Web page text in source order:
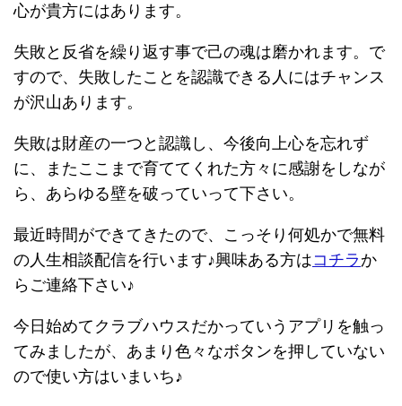
心が貴方にはあります。
失敗と反省を繰り返す事で己の魂は磨かれます。で
すので、失敗したことを認識できる人にはチャンス
が沢山あります。
失敗は財産の一つと認識し、今後向上心を忘れず
に、またここまで育ててくれた方々に感謝をしなが
ら、あらゆる壁を破っていって下さい。
最近時間ができてきたので、こっそり何処かで無料
の人生相談配信を行います♪興味ある方はコチラか
らご連絡下さい♪
今日始めてクラブハウスだかっていうアプリを触っ
てみましたが、あまり色々なボタンを押していない
ので使い方はいまいち♪